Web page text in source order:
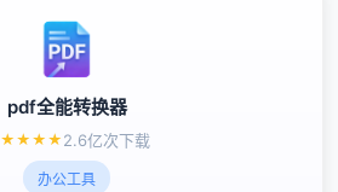
pdf全能转换器
★ ★ ★ ★ 2.6亿次下载
办公工具